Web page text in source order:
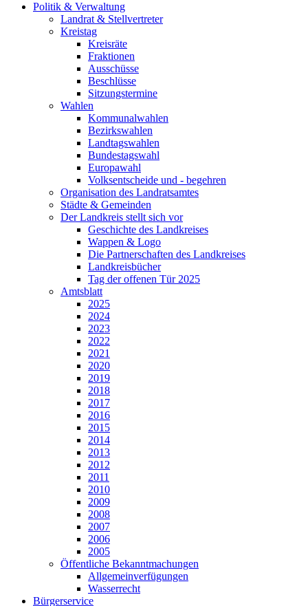
Politik & Verwaltung
Landrat & Stellvertreter
Kreistag
Kreisräte
Fraktionen
Ausschüsse
Beschlüsse
Sitzungstermine
Wahlen
Kommunalwahlen
Bezirkswahlen
Landtagswahlen
Bundestagswahl
Europawahl
Volksentscheide und - begehren
Organisation des Landratsamtes
Städte & Gemeinden
Der Landkreis stellt sich vor
Geschichte des Landkreises
Wappen & Logo
Die Partnerschaften des Landkreises
Landkreisbücher
Tag der offenen Tür 2025
Amtsblatt
2025
2024
2023
2022
2021
2020
2019
2018
2017
2016
2015
2014
2013
2012
2011
2010
2009
2008
2007
2006
2005
Öffentliche Bekanntmachungen
Allgemeinverfügungen
Wasserrecht
Bürgerservice